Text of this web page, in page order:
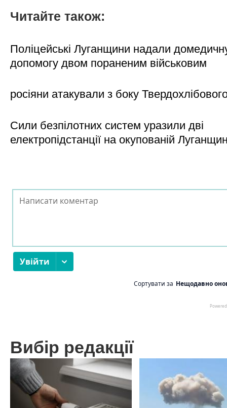
Читайте також:
Поліцейські Луганщини надали
допомогу двом пораненим військовим
росіяни атакували з боку
Сили безпілотних систем уразили дві
електропідстанції на окупованій
Вибір редакції